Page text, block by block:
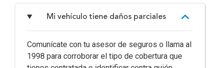
Mi vehículo tiene daños parciales
Comunícate con tu asesor de seguros o llama al
1998 para corroborar el tipo de cobertura que